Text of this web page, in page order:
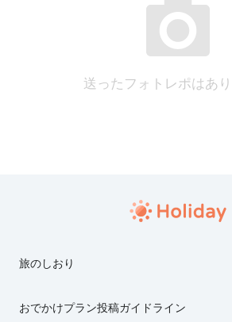
送ったフォトレポはあ
旅のしおり
おでかけプラン投稿ガイドライン